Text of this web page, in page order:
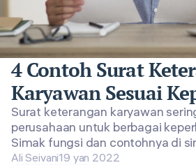
4 Contoh Surat
Karyawan Sesuai
Surat keterangan karyawan
perusahaan untuk berbagai
Simak fungsi dan contohnya di
Ali Seivani19 yan 2022